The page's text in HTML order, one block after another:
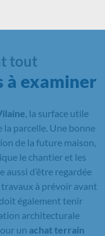
tout
à examiner
, la surface utile
parcelle. Une bonne
de la future maison,
le chantier et les
d’être regardée
à prévoir avant
également tenir
architecturale
un achat terrain